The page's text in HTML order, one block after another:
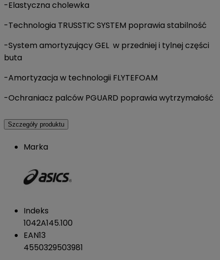
-Elastyczna cholewka
-Technologia TRUSSTIC SYSTEM poprawia stabilność
-System amortyzujący GEL w przedniej i tylnej części
buta
-Amortyzacja w technologii FLYTEFOAM
-Ochraniacz palców PGUARD poprawia wytrzymałość
Szczegóły produktu
Marka
Indeks
1042A145.100
EAN13
4550329503981